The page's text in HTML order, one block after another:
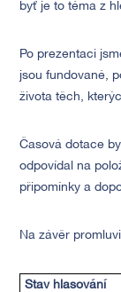
byť je to téma z
Po prezentaci
jsou fundované,
života těch,
Časová dotace
odpovídal na
připomínky a
Na závěr
Stav hlasování